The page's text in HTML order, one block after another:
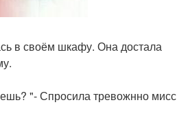
в своём шкафу. Она достала
"- Спросила тревожнно мисс